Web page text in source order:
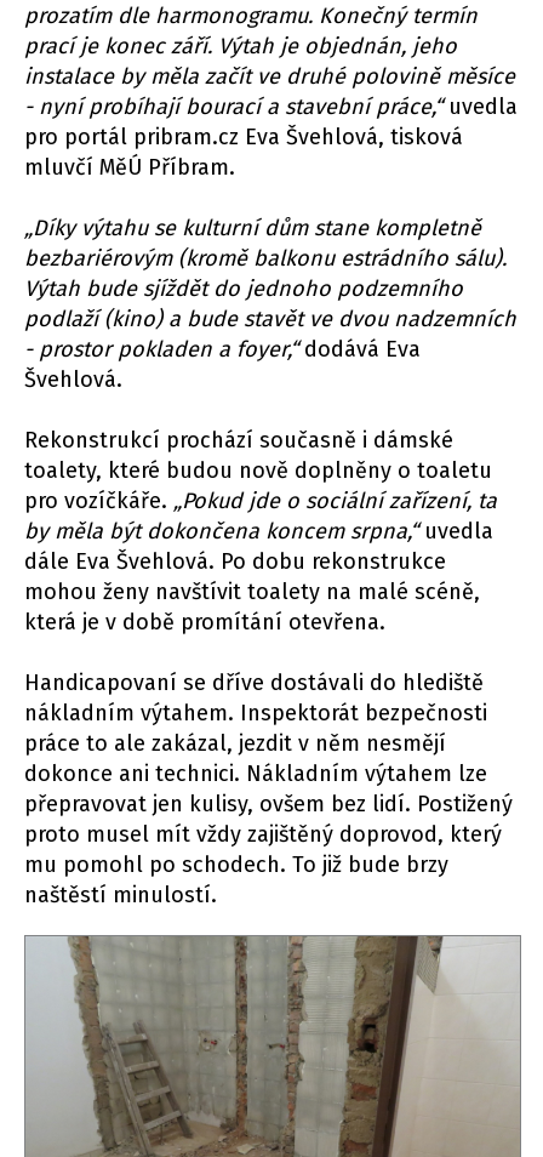
prozatím dle harmonogramu. Konečný termín
prací je konec září. Výtah je objednán, jeho
instalace by měla začít ve druhé polovině měsíce
- nyní probíhají bourací a stavební práce,“uvedla
pro portál pribram.cz Eva Švehlová, tisková
mluvčí MěÚ Příbram.
„Díky výtahu se kulturní dům stane kompletně
bezbariérovým (kromě balkonu estrádního sálu).
Výtah bude sjíždět do jednoho podzemního
podlaží (kino) a bude stavět ve dvou nadzemních
- prostor pokladen a foyer,“dodává Eva
Švehlová.
Rekonstrukcí prochází současně i dámské
toalety, které budou nově doplněny o toaletu
pro vozíčkáře. „Pokud jde o sociální zařízení, ta
by měla být dokončena koncem srpna,“uvedla
dále Eva Švehlová. Po dobu rekonstrukce
mohou ženy navštívit toalety na malé scéně,
která je v době promítání otevřena.
Handicapovaní se dříve dostávali do hlediště
nákladním výtahem. Inspektorát bezpečnosti
práce to ale zakázal, jezdit v něm nesmějí
dokonce ani technici. Nákladním výtahem lze
přepravovat jen kulisy, ovšem bez lidí. Postižený
proto musel mít vždy zajištěný doprovod, který
mu pomohl po schodech. To již bude brzy
naštěstí minulostí.